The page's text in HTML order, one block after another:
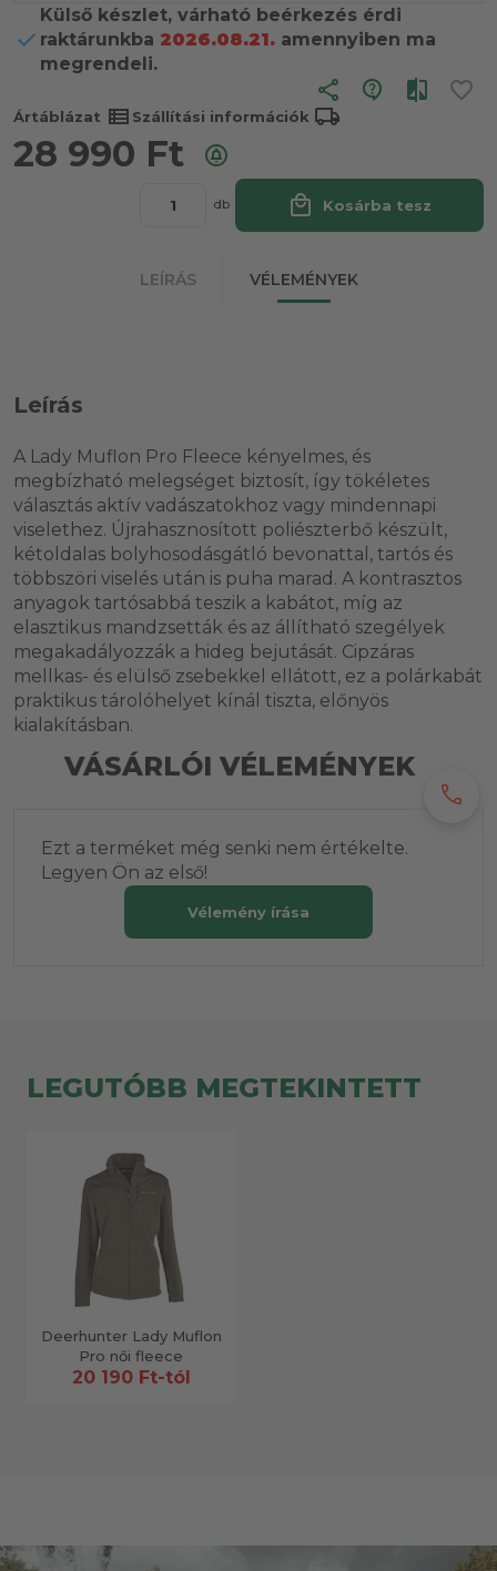
Külső készlet, várható beérkezés érdi
raktárunkba 2026.08.21. amennyiben ma
megrendeli.
share
Ártáblázat view_list Szállítási információk local_shipping
28 990 Ft
db local_mall Kosárba tesz
LEÍRÁS VÉLEMÉNYEK
Leírás
A Lady Muflon Pro Fleece kényelmes, és
megbízható melegséget biztosít, így tökéletes
választás aktív vadászatokhoz vagy mindennapi
viselethez. Újrahasznosított poliészterbő készült,
kétoldalas bolyhosodásgátló bevonattal, tartós és
többszöri viselés után is puha marad. A kontrasztos
anyagok tartósabbá teszik a kabátot, míg az
elasztikus mandzsetták és az állítható szegélyek
megakadályozzák a hideg bejutását. Cipzáras
mellkas- és elülső zsebekkel ellátott, ez a polárkabát
praktikus tárolóhelyet kínál tiszta, előnyös
kialakításban.
VÁSÁRLÓI VÉLEMÉNYEK
Ezt a terméket még senki nem értékelte.
Legyen Ön az első!
Vélemény írása
LEGUTÓBB MEGTEKINTETT
Deerhunter Lady Muflon
Pro női fleece
20 190 Ft-tól
call